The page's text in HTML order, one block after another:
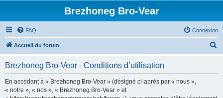
Brezhoneg Bro-Vear
FAQ Connexion
Accueil du forum
Brezhoneg Bro-Vear - Conditions d’utilisation
En accédant à « Brezhoneg Bro-Vear » (désigné ci-après par « nous »,
« notre », « nos », « Brezhoneg Bro-Vear » et